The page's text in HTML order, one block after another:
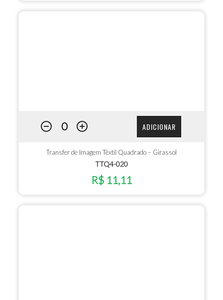
ADICIONAR
Transfer de Imagem Têxtil Quadrado – Girassol
TTQ4-020
R$ 11,11